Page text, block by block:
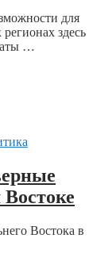
для
здесь
…
Востока в